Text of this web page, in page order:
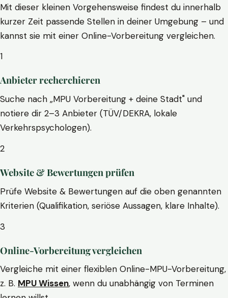
Mit dieser kleinen Vorgehensweise findest du innerhalb
kurzer Zeit passende Stellen in deiner Umgebung – und
kannst sie mit einer Online-Vorbereitung vergleichen.
1
Anbieter recherchieren
Suche nach „MPU Vorbereitung + deine Stadt" und
notiere dir 2–3 Anbieter (TÜV/DEKRA, lokale
Verkehrspsychologen).
2
Website & Bewertungen prüfen
Prüfe Website & Bewertungen auf die oben genannten
Kriterien (Qualifikation, seriöse Aussagen, klare Inhalte).
3
Online-Vorbereitung vergleichen
Vergleiche mit einer flexiblen Online-MPU-Vorbereitung,
z. B. MPU Wissen, wenn du unabhängig von Terminen